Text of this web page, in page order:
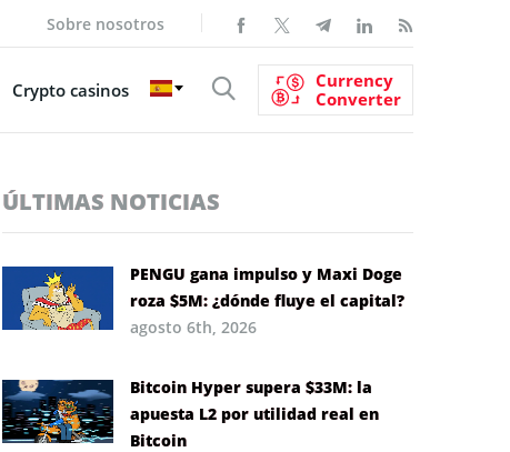
Sobre nosotros
Crypto casinos
Currency
Converter
ÚLTIMAS NOTICIAS
PENGU gana impulso y Maxi Doge
roza $5M: ¿dónde fluye el capital?
agosto 6th, 2026
Bitcoin Hyper supera $33M: la
apuesta L2 por utilidad real en
Bitcoin